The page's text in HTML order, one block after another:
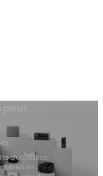
d'utilisation,
en